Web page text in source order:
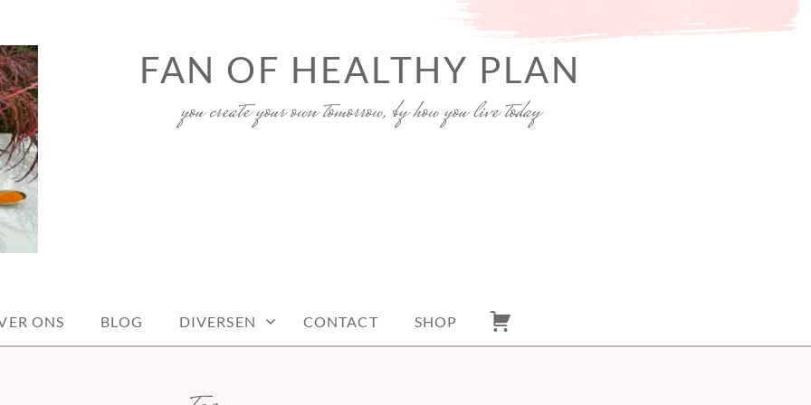
FAN OF HEALTHY PLAN
you create your own tomorrow, by how you live today
ONS BLOG DIVERSEN CONTACT SHOP